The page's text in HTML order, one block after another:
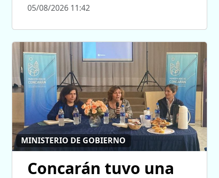
05/08/2026 11:42
MINISTERIO DE GOBIERNO
Concarán tuvo una